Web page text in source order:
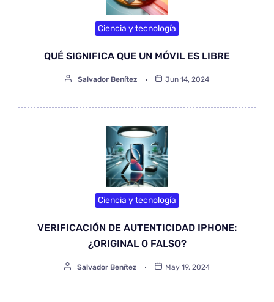
Ciencia y tecnología
QUÉ SIGNIFICA QUE UN MÓVIL ES LIBRE
Salvador Benítez Jun 14, 2024
Ciencia y tecnología
VERIFICACIÓN DE AUTENTICIDAD IPHONE:
¿ORIGINAL O FALSO?
Salvador Benítez May 19, 2024